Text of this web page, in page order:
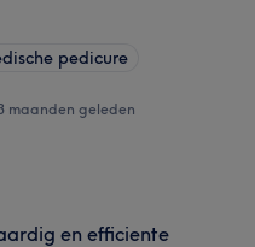
pedicure
maanden geleden
en efficiente